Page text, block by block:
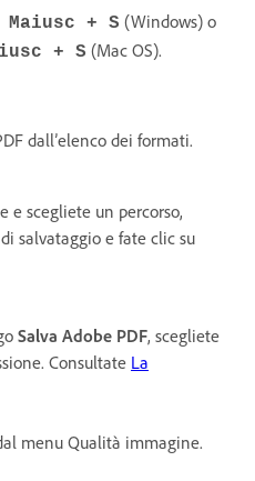
+ S (Windows) o
+ S (Mac OS).
dall’elenco dei formati.
e scegliete un percorso,
salvataggio e fate clic su
Salva Adobe PDF, scegliete
Consultate La
menu Qualità immagine.